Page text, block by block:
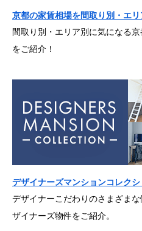
京都の家賃相場を間取り別・エリ
間取り別・エリア別に気になる
をご紹介！
デザイナーズマンションコレクシ
デザイナーこだわりのさまざま
ザイナーズ物件をご紹介。